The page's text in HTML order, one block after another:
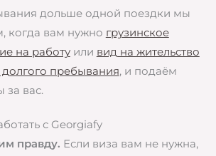
дольше одной поездки мы
когда вам нужно грузинское
на работуили вид на жительство
пребывания, и подаём
за вас.
с Georgiafy
правду. Если виза вам не нужна,